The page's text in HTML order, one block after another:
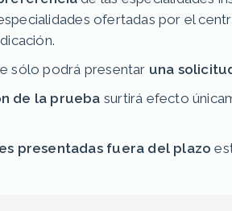
ofertadas por el
sólo podrá presentar una
de la prueba surtirá efecto
presentadas fuera del plazo